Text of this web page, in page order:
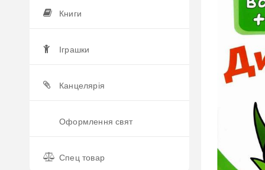
Книги
Іграшки
Канцелярія
Оформлення свят
Спец товар